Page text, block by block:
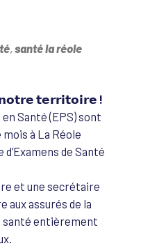
, santé la réole
𝘁𝗲𝗿𝗿𝗶𝘁𝗼𝗶𝗿𝗲 !
Santé (EPS) sont
à La Réole
de Santé
et une secrétaire
assurés de la
santé entièrement